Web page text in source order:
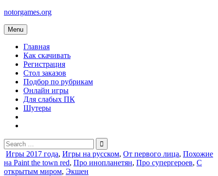
Skip
content
notorgames.org
Menu
Главная
Как скачивать
Регистрация
Стол заказов
Подбор по рубрикам
Онлайн игры
Для слабых ПК
Шутеры
Search
for:
Posted
in
Игры 2017 года, Игры на русском, От первого лица, Похожие
на Paint the town red, Про инопланетян, Про супергероев, С
открытым миром, Экшен